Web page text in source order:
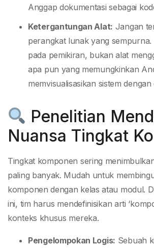
Anggap dokumentasi sebagai
Ketergantungan Alat: Jangan
perangkat lunak yang
pada pemikiran, bukan alat
apa pun yang memungkinkan
memvisualisasikan sistem dengan
Penelitian
Nuansa Tingkat
Tingkat komponen sering
paling banyak. Mudah untuk
komponen dengan kelas atau modul.
ini, tim harus mendefinisikan arti
konteks khusus mereka.
Pengelompokan Logis: Sebuah